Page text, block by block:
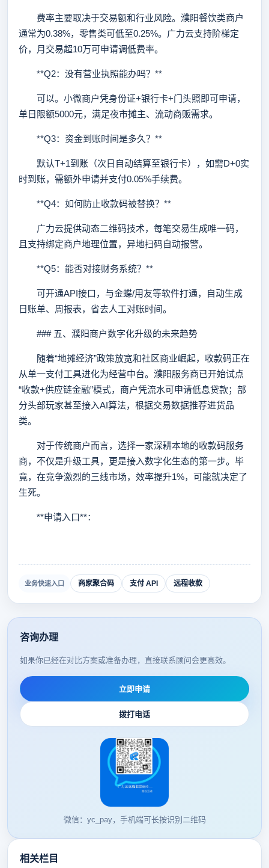
费率主要取决于交易额和行业风险。濮阳餐饮类商户
通常为0.38%，零售类可低至0.25%。广力云支持阶梯定
价，月交易超10万可申请调低费率。
**Q2：没有营业执照能办吗？**
可以。小微商户凭身份证+银行卡+门头照即可申请，
单日限额5000元，满足夜市摊主、流动商贩需求。
**Q3：资金到账时间是多久？**
默认T+1到账（次日自动结算至银行卡），如需D+0实
时到账，需额外申请并支付0.05%手续费。
**Q4：如何防止收款码被替换？**
广力云提供动态二维码技术，每笔交易生成唯一码，
且支持绑定商户地理位置，异地扫码自动报警。
**Q5：能否对接财务系统？**
可开通API接口，与金蝶/用友等软件打通，自动生成
日账单、周报表，省去人工对账时间。
### 五、濮阳商户数字化升级的未来趋势
随着“地摊经济”政策放宽和社区商业崛起，收款码正在
从单一支付工具进化为经营中台。濮阳服务商已开始试点
“收款+供应链金融”模式，商户凭流水可申请低息贷款；部
分头部玩家甚至接入AI算法，根据交易数据推荐进货品
类。
对于传统商户而言，选择一家深耕本地的收款码服务
商，不仅是升级工具，更是接入数字化生态的第一步。毕
竟，在竞争激烈的三线市场，效率提升1%，可能就决定了
生死。
**申请入口**：
业务快速入口 商家聚合码 支付 API 远程收款
咨询办理
如果你已经在对比方案或准备办理，直接联系顾问会更高效。
立即申请
拨打电话
微信：yc_pay，手机端可长按识别二维码
相关栏目